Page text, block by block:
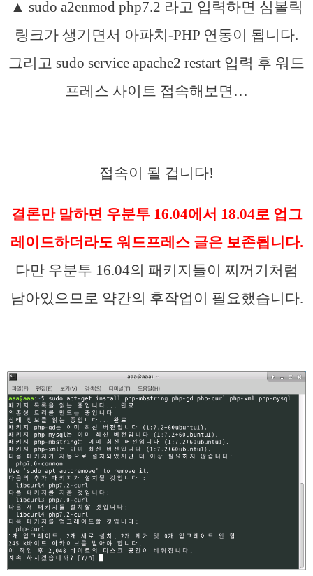
▲ sudo a2enmod php7.2 라고 입력하면 심볼릭
링크가 생기면서 아파치-PHP 연동이 됩니다.
그리고 sudo service apache2 restart 입력 후 워드
프레스 사이트 접속해보면…
접속이 될 겁니다!
결론만 말하면 우분투 16.04에서 18.04로 업그
레이드하더라도 워드프레스 글은 보존됩니다.
다만 우분투 16.04의 패키지들이 찌꺼기처럼
남아있으므로 약간의 후작업이 필요했습니다.